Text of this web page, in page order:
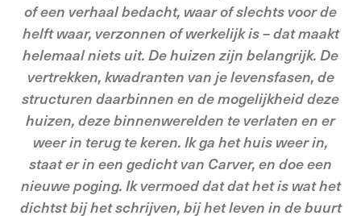
of een verhaal bedacht, waar of slechts voor de
helft waar, verzonnen of werkelijk is – dat maakt
helemaal niets uit. De huizen zijn belangrijk. De
vertrekken, kwadranten van je levensfasen, de
structuren daarbinnen en de mogelijkheid deze
huizen, deze binnenwerelden te verlaten en er
weer in terug te keren. Ik ga het huis weer in,
staat er in een gedicht van Carver, en doe een
nieuwe poging. Ik vermoed dat dat het is wat het
dichtst bij het schrijven, bij het leven in de buurt